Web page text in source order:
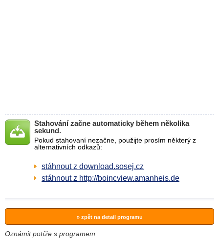
Stahování začne automaticky během několika
sekund.
Pokud stahovaní nezačne, použijte prosím některý z
alternativních odkazů:
stáhnout z download.sosej.cz
stáhnout z http://boincview.amanheis.de
» zpět na detail programu
Oznámit potíže s programem